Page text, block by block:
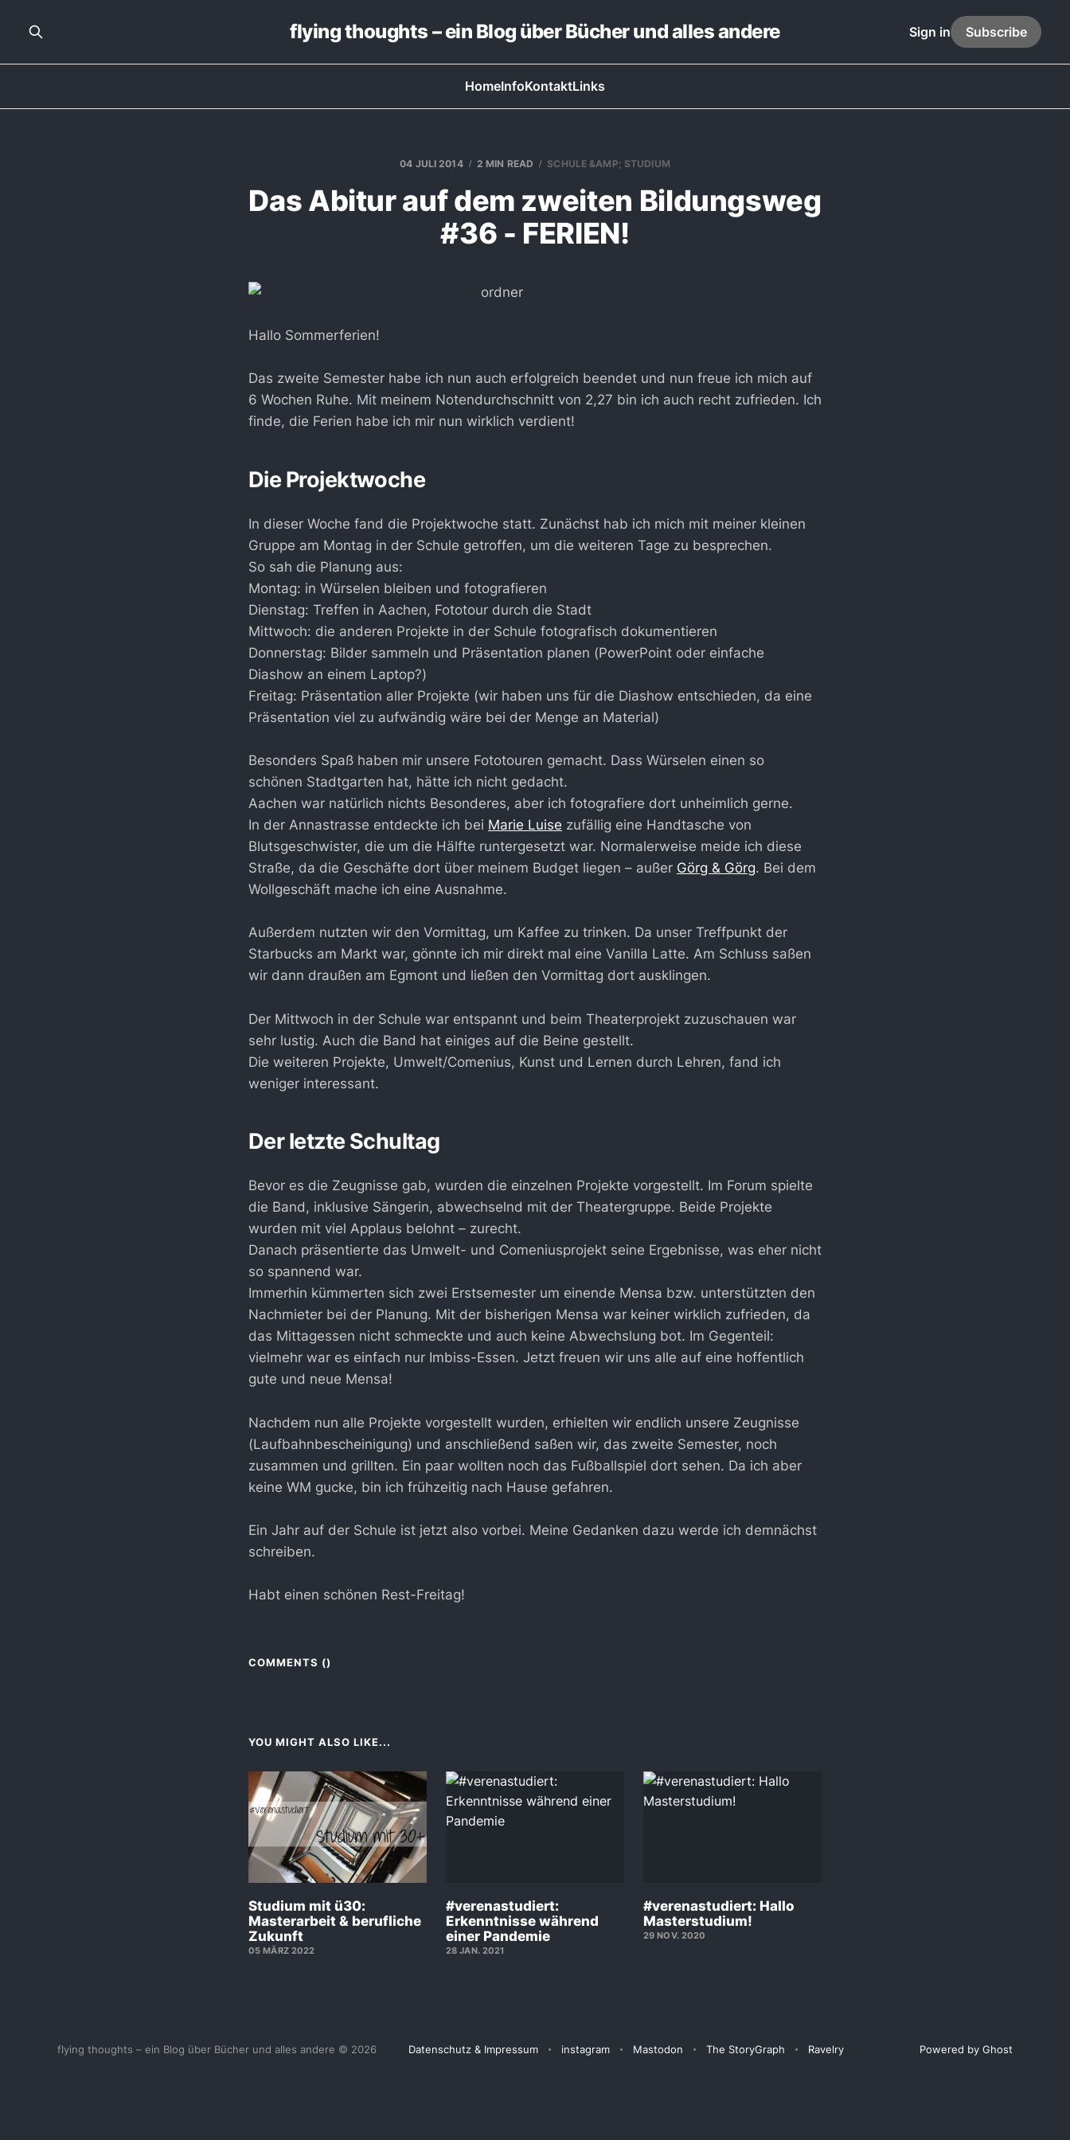
flying thoughts – ein Blog über Bücher und alles andere
HomeInfoKontaktLinks
Sign in Subscribe
04 JULI 2014 2 MIN READ SCHULE &AMP; STUDIUM
Das Abitur auf dem zweiten Bildungsweg
#36 - FERIEN!
Hallo Sommerferien!
Das zweite Semester habe ich nun auch erfolgreich beendet und nun freue ich mich auf
6 Wochen Ruhe. Mit meinem Notendurchschnitt von 2,27 bin ich auch recht zufrieden. Ich
finde, die Ferien habe ich mir nun wirklich verdient!
Die Projektwoche
In dieser Woche fand die Projektwoche statt. Zunächst hab ich mich mit meiner kleinen
Gruppe am Montag in der Schule getroffen, um die weiteren Tage zu besprechen.
So sah die Planung aus:
Montag: in Würselen bleiben und fotografieren
Dienstag: Treffen in Aachen, Fototour durch die Stadt
Mittwoch: die anderen Projekte in der Schule fotografisch dokumentieren
Donnerstag: Bilder sammeln und Präsentation planen (PowerPoint oder einfache
Diashow an einem Laptop?)
Freitag: Präsentation aller Projekte (wir haben uns für die Diashow entschieden, da eine
Präsentation viel zu aufwändig wäre bei der Menge an Material)
Besonders Spaß haben mir unsere Fototouren gemacht. Dass Würselen einen so
schönen Stadtgarten hat, hätte ich nicht gedacht.
Aachen war natürlich nichts Besonderes, aber ich fotografiere dort unheimlich gerne.
In der Annastrasse entdeckte ich bei Marie Luise zufällig eine Handtasche von
Blutsgeschwister, die um die Hälfte runtergesetzt war. Normalerweise meide ich diese
Straße, da die Geschäfte dort über meinem Budget liegen – außer Görg & Görg. Bei dem
Wollgeschäft mache ich eine Ausnahme.
Außerdem nutzten wir den Vormittag, um Kaffee zu trinken. Da unser Treffpunkt der
Starbucks am Markt war, gönnte ich mir direkt mal eine Vanilla Latte. Am Schluss saßen
wir dann draußen am Egmont und ließen den Vormittag dort ausklingen.
Der Mittwoch in der Schule war entspannt und beim Theaterprojekt zuzuschauen war
sehr lustig. Auch die Band hat einiges auf die Beine gestellt.
Die weiteren Projekte, Umwelt/Comenius, Kunst und Lernen durch Lehren, fand ich
weniger interessant.
Der letzte Schultag
Bevor es die Zeugnisse gab, wurden die einzelnen Projekte vorgestellt. Im Forum spielte
die Band, inklusive Sängerin, abwechselnd mit der Theatergruppe. Beide Projekte
wurden mit viel Applaus belohnt – zurecht.
Danach präsentierte das Umwelt- und Comeniusprojekt seine Ergebnisse, was eher nicht
so spannend war.
Immerhin kümmerten sich zwei Erstsemester um einende Mensa bzw. unterstützten den
Nachmieter bei der Planung. Mit der bisherigen Mensa war keiner wirklich zufrieden, da
das Mittagessen nicht schmeckte und auch keine Abwechslung bot. Im Gegenteil:
vielmehr war es einfach nur Imbiss-Essen. Jetzt freuen wir uns alle auf eine hoffentlich
gute und neue Mensa!
Nachdem nun alle Projekte vorgestellt wurden, erhielten wir endlich unsere Zeugnisse
(Laufbahnbescheinigung) und anschließend saßen wir, das zweite Semester, noch
zusammen und grillten. Ein paar wollten noch das Fußballspiel dort sehen. Da ich aber
keine WM gucke, bin ich frühzeitig nach Hause gefahren.
Ein Jahr auf der Schule ist jetzt also vorbei. Meine Gedanken dazu werde ich demnächst
schreiben.
Habt einen schönen Rest-Freitag!
COMMENTS ()
YOU MIGHT ALSO LIKE...
Studium mit ü30:
Masterarbeit & berufliche
Zukunft
05 MÄRZ 2022
#verenastudiert:
Erkenntnisse während
einer Pandemie
28 JAN. 2021
#verenastudiert: Hallo
Masterstudium!
29 NOV. 2020
flying thoughts – ein Blog über Bücher und alles andere © 2026 Datenschutz & Impressum instagram Mastodon The StoryGraph Ravelry Powered by Ghost